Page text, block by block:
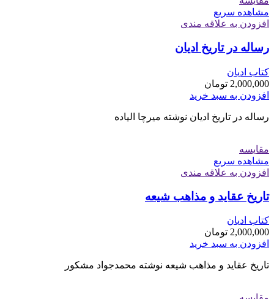
مشاهده سریع
افزودن به علاقه مندی
رساله در تاریخ ادیان
کتاب ادیان
2,000,000 تومان
افزودن به سبد خرید
رساله در تاریخ ادیان نوشته میرچا الیاده
مقایسه
مشاهده سریع
افزودن به علاقه مندی
تاریخ عقاید و مذاهب شیعه
کتاب ادیان
2,000,000 تومان
افزودن به سبد خرید
تاریخ عقاید و مذاهب شیعه نوشته محمدجواد مشکور